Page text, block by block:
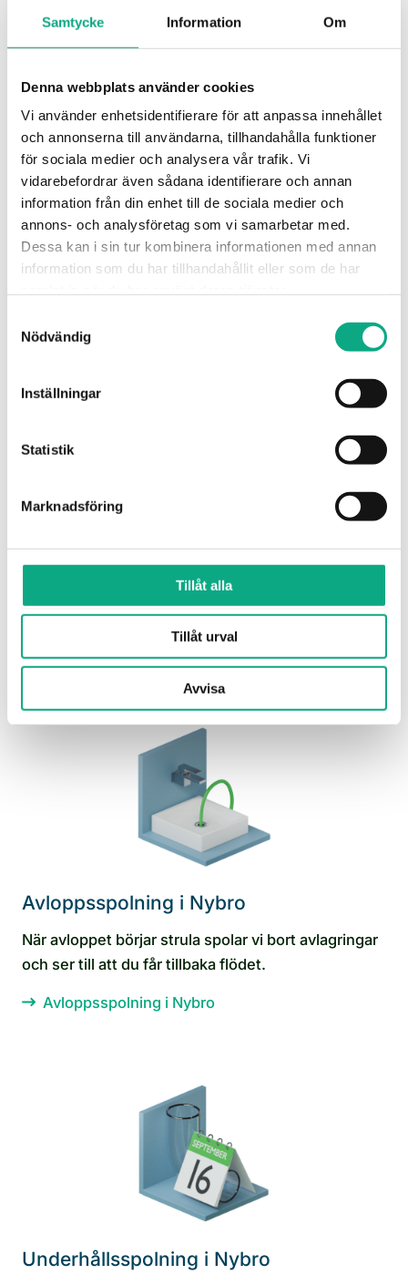
Samtycke Information Om
Denna webbplats använder cookies
Vi använder enhetsidentifierare för att anpassa innehållet
och annonserna till användarna, tillhandahålla funktioner
för sociala medier och analysera vår trafik. Vi
vidarebefordrar även sådana identifierare och annan
information från din enhet till de sociala medier och
annons- och analysföretag som vi samarbetar med.
Dessa kan i sin tur kombinera informationen med annan
information som du har tillhandahållit eller som de har
Nödvändig
Inställningar
Statistik
Marknadsföring
Tillåt alla
Tillåt urval
Avvisa
Stamspolning i Nybro
Spolning av stammar som återställer flödet i
fastigheten och förebygger återkommande stopp i
systemet.
Avloppsservice i Nybro
Med jour och planerad service får du snabb hjälp
vid stopp och åtgärder för stabilare drift.
Avloppsservice i Nybro
Avloppsspolning i Nybro
När avloppet börjar strula spolar vi bort avlagringar
och ser till att du får tillbaka flödet.
Avloppsspolning i Nybro
Underhållsspolning i Nybro